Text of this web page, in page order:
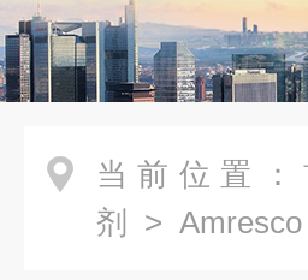
当前位置：
剂
> Amresco